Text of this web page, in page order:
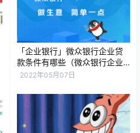
「企业银行」微众银行企业贷
款条件有哪些（微众银行企业
贷款的7个流程）
2022年05月07日